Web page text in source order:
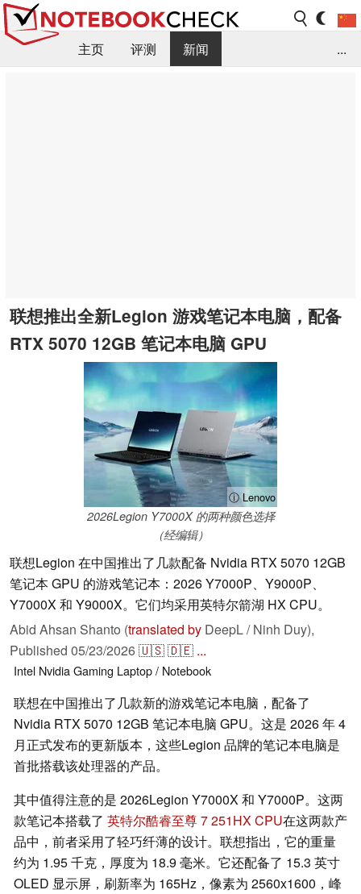
主页 评测
新闻
...
联想推出全新Legion 游戏笔记本电脑，配备
RTX 5070 12GB 笔记本电脑 GPU
ⓘ Lenovo
2026Legion Y7000X 的两种颜色选择
（经编辑）
联想Legion 在中国推出了几款配备 Nvidia RTX 5070 12GB
笔记本 GPU 的游戏笔记本：2026 Y7000P、Y9000P、
Y7000X 和 Y9000X。它们均采用英特尔箭湖 HX CPU。
Abid Ahsan Shanto (translated by DeepL / Ninh Duy),
Published 05/23/2026🇺🇸🇩🇪 ...
Intel NvidiaGaming Laptop / Notebook
联想在中国推出了几款新的游戏笔记本电脑，配备了
Nvidia RTX 5070 12GB 笔记本电脑 GPU。这是 2026 年 4
月正式发布的更新版本，这些Legion 品牌的笔记本电脑是
首批搭载该处理器的产品。
其中值得注意的是 2026Legion Y7000X 和 Y7000P。这两
款笔记本搭载了 英特尔酷睿至尊 7 251HX CPU在这两款产
品中，前者采用了轻巧纤薄的设计。联想指出，它的重量
约为 1.95 千克，厚度为 18.9 毫米。它还配备了 15.3 英寸
OLED 显示屏，刷新率为 165Hz，像素为 2560x1600，峰